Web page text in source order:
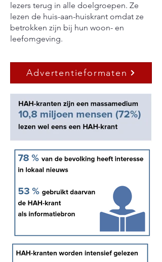
lezers terug in alle doelgroepen. Ze
lezen de huis-aan-huiskrant omdat ze
betrokken zijn bij hun woon- en
leefomgeving.
Advertentieformaten